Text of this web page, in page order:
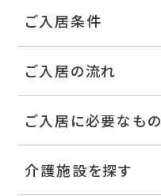
ご入居条件
ご入居の流れ
ご入居に必要なもの
介護施設を探す